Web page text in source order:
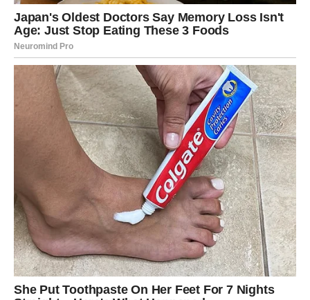
Zato je važno biti iskren prema sebi. Priznati da boli.
Priznati da ste tužni, ljuti ili razočarani. To nije slabost. To
je prvi korak prema ozdravljenju.
Oprost nije poklon drugima, već
sebi
Mnoge zarobljene emocije nastaju zbog ljudi koji su nas
povrijedili. Nosimo ljutnju godinama, vraćamo se starim
događajima i iznova proživljavamo iste rane.
Ali istina je da takav teret najviše šteti nama.
Oprost ne znači da odobravamo ono što se dogodilo. Ne
znači da zaboravljamo. Oprost znači da odlučujemo
prestati nositi ono što nas uništava.